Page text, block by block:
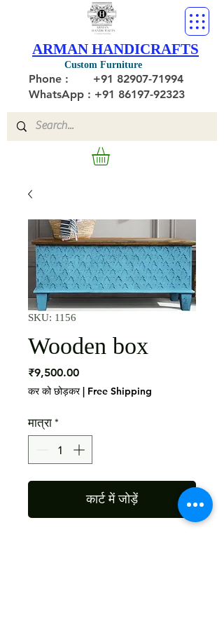
Custom Furniture
ARMAN HANDICRAFTS
Phone : +91 82907-71994
WhatsApp : +91 86197-92323
SKU: 1156
Wooden box
₹9,500.00मूल्य
कर को छोड़कर| Free Shipping
मात्रा *
कार्ट में जोड़ें